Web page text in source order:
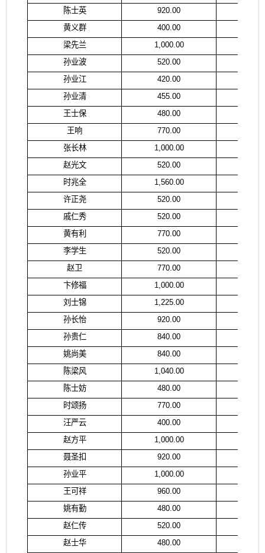
陈士英
920.00
黄义群
400.00
梁先兰
1,000.00
孙业波
520.00
孙业江
420.00
孙业清
455.00
王士保
480.00
王响
770.00
张长林
1,000.00
赵光文
520.00
时兆全
1,560.00
许正尧
520.00
戚仁秀
520.00
黄有利
770.00
李学生
520.00
赵卫
770.00
卞修福
1,000.00
刘士锦
1,225.00
孙长怡
920.00
孙贵仁
840.00
姚尚美
840.00
陈梁风
1,040.00
陈士妨
480.00
时颂扬
770.00
汪严云
400.00
赵方平
1,000.00
聂圣扣
920.00
孙业平
1,000.00
王可祥
960.00
姚有勤
480.00
赵仁传
520.00
赵士华
480.00